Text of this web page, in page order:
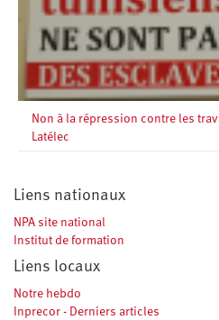
Non à la répression contre les
Latélec
Liens nationaux
NPA site national
Institut de formation
Liens locaux
Notre hebdo
Inprecor - Derniers articles